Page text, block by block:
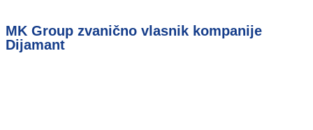
MK Group zvanično vlasnik kompanije
Dijamant